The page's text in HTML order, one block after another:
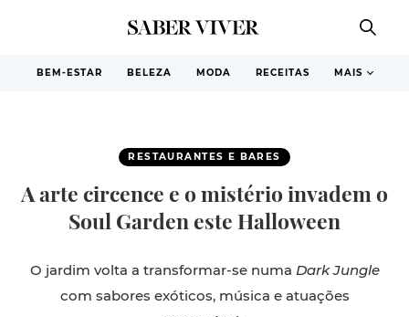
BEM-ESTAR BELEZA MODA RECEITAS MAIS
RESTAURANTES E BARES
A arte circence e o mistério invadem o
Soul Garden este Halloween
O jardim volta a transformar-se numa Dark Jungle
com sabores exóticos, música e atuações